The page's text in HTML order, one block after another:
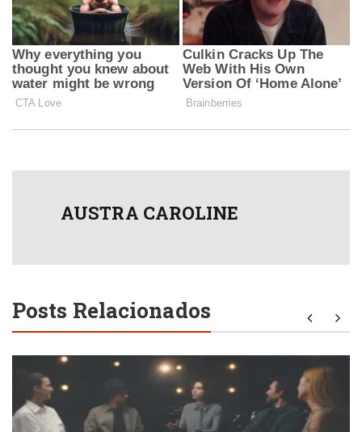
AUSTRA CAROLINE
Posts Relacionados